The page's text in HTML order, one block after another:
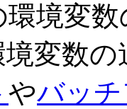
環境変
変数
やバッ